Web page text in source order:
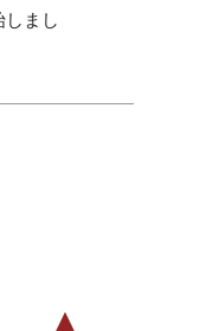
まし